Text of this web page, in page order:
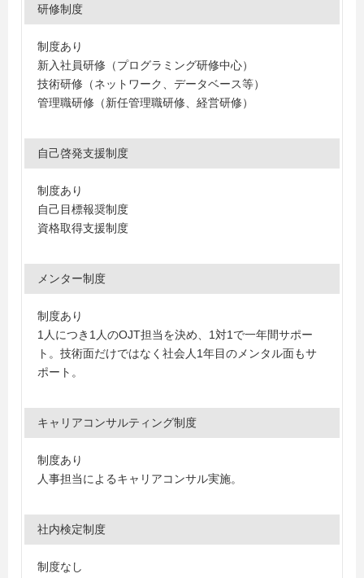
研修制度
制度あり
新入社員研修（プログラミング研修中心）
技術研修（ネットワーク、データベース等）
管理職研修（新任管理職研修、経営研修）
自己啓発支援制度
制度あり
自己目標報奨制度
資格取得支援制度
メンター制度
制度あり
1人につき1人のOJT担当を決め、1対1で一年間サポー
ト。技術面だけではなく社会人1年目のメンタル面もサ
ポート。
キャリアコンサルティング制度
制度あり
人事担当によるキャリアコンサル実施。
社内検定制度
制度なし